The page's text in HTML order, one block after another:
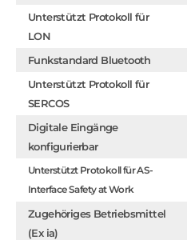
Unterstützt Protokoll für
LON
Funkstandard Bluetooth
Unterstützt Protokoll für
SERCOS
Digitale Eingänge
konfigurierbar
Unterstützt Protokoll für AS-
Interface Safety at Work
Zugehöriges Betriebsmittel
(Ex ia)